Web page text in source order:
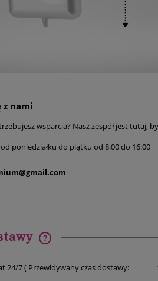
z nami
wsparcia? Nasz zespół jest
od poniedziałku do piątku od 8:00 do 16:00
Cena nie zawiera
24/7( Przewidywany czas dostawy: